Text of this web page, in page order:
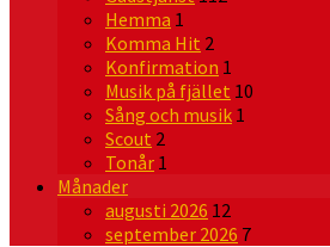
Hemma 1
Komma Hit 2
Konfirmation 1
Musik på fjället 10
Sång och musik 1
Scout 2
Tonår 1
Månader
augusti 2026 12
september 2026 7